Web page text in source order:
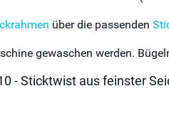
über die passenden
gewaschen werden.
- Sticktwist aus feinster